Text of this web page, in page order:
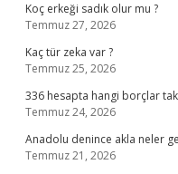
Koç erkeği sadık olur mu ?
Temmuz 27, 2026
Kaç tür zeka var ?
Temmuz 25, 2026
336 hesapta hangi borçlar
Temmuz 24, 2026
Anadolu denince akla neler
Temmuz 21, 2026